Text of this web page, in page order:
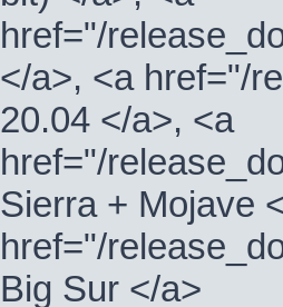
href="/
</a>, <a href="/
20.04 </a>, <a
href="/
Sierra + Mojave
href="/
Big Sur </a>